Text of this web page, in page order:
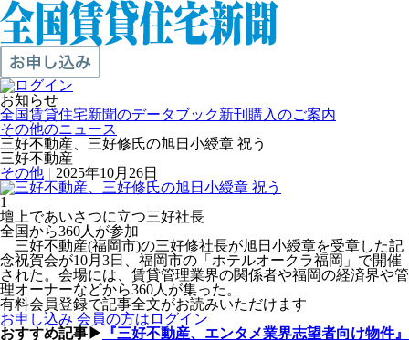
お知らせ
全国賃貸住宅新聞のデータブック新刊購入のご案内
その他のニュース
三好不動産、三好修氏の旭日小綬章 祝う
三好不動産
その他 | 2025年10月26日
1
壇上であいさつに立つ三好社長
全国から360人が参加
三好不動産(福岡市)の三好修社長が旭日小綬章を受章した記
念祝賀会が10月3日、福岡市の「ホテルオークラ福岡」で開催
された。会場には、賃貸管理業界の関係者や福岡の経済界や管
理オーナーなどから360人が集った。
有料会員登録で記事全文がお読みいただけます
お申し込み 会員の方はログイン
おすすめ記事▶
『三好不動産、エンタメ業界志望者向け物件』